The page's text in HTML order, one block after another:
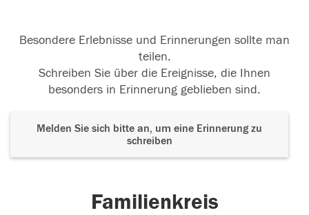
Besondere Erlebnisse und Erinnerungen sollte man
teilen.
Schreiben Sie über die Ereignisse, die Ihnen
besonders in Erinnerung geblieben sind.
Melden Sie sich bitte an, um eine Erinnerung zu
schreiben
Familienkreis